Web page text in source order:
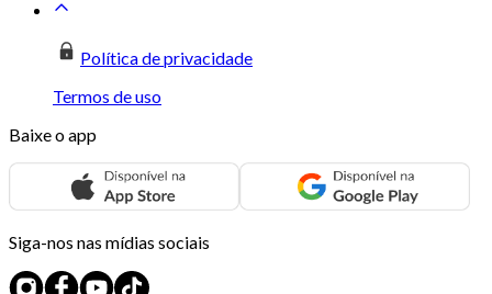
Política de privacidade
Termos de uso
Baixe o app
Siga-nos nas mídias sociais